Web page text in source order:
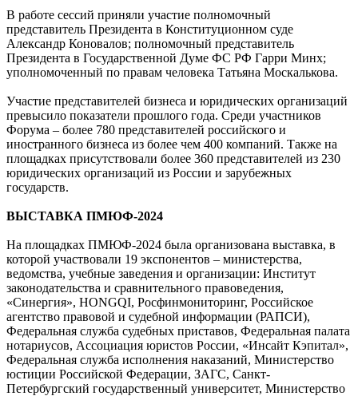
В работе сессий приняли участие полномочный
представитель Президента в Конституционном суде
Александр Коновалов; полномочный представитель
Президента в Государственной Думе ФС РФ Гарри Минх;
уполномоченный по правам человека Татьяна Москалькова.
Участие представителей бизнеса и юридических организаций
превысило показатели прошлого года. Среди участников
Форума – более 780 представителей российского и
иностранного бизнеса из более чем 400 компаний. Также на
площадках присутствовали более 360 представителей из 230
юридических организаций из России и зарубежных
государств.
ВЫСТАВКА ПМЮФ-2024
На площадках ПМЮФ-2024 была организована выставка, в
которой участвовали 19 экспонентов – министерства,
ведомства, учебные заведения и организации: Институт
законодательства и сравнительного правоведения,
«Синергия», HONGQI, Росфинмониторинг, Российское
агентство правовой и судебной информации (РАПСИ),
Федеральная служба судебных приставов, Федеральная палата
нотариусов, Ассоциация юристов России, «Инсайт Кэпитал»,
Федеральная служба исполнения наказаний, Министерство
юстиции Российской Федерации, ЗАГС, Санкт-
Петербургский государственный университет, Министерство